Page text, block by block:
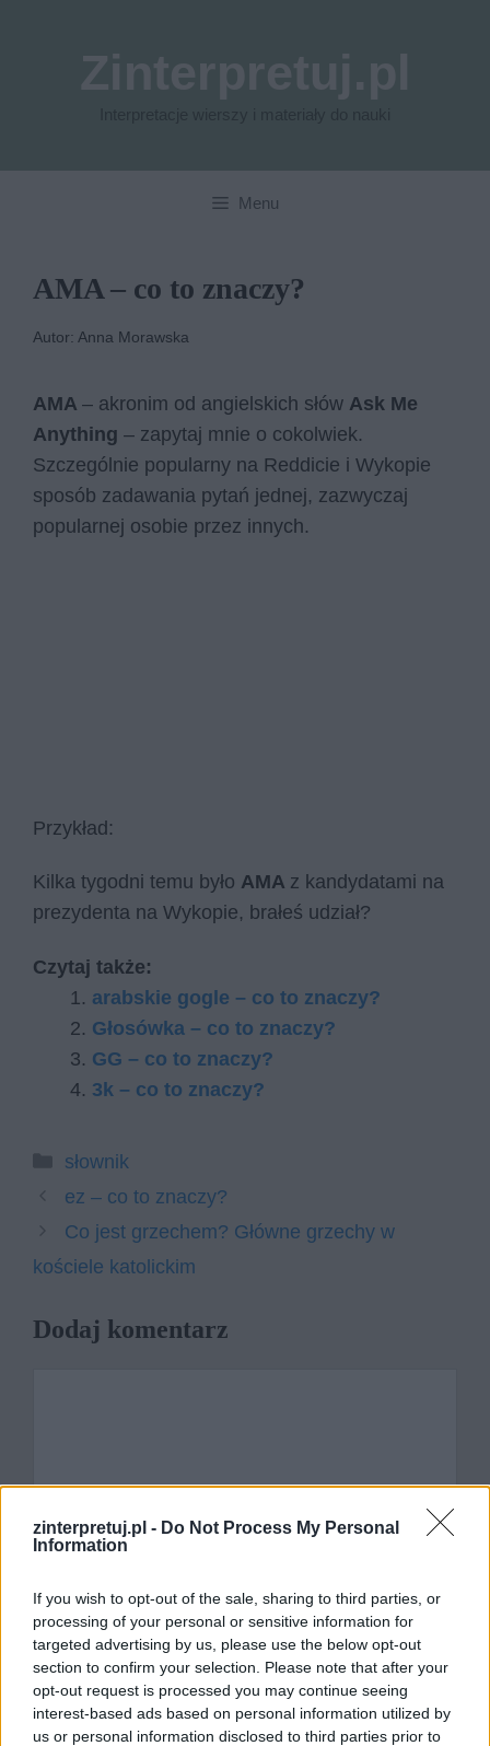
zinterpretuj.pl - Do Not Process My Personal
Information
If you wish to opt-out of the sale, sharing to third parties, or
processing of your personal or sensitive information for
targeted advertising by us, please use the below opt-out
section to confirm your selection. Please note that after your
opt-out request is processed you may continue seeing
interest-based ads based on personal information utilized by
us or personal information disclosed to third parties prior to
Menu
AMA – co to znaczy?
Autor: Anna Morawska
AMA – akronim od angielskich słów Ask Me
Anything – zapytaj mnie o cokolwiek.
Szczególnie popularny na Reddicie i Wykopie
sposób zadawania pytań jednej, zazwyczaj
popularnej osobie przez innych.
Przykład:
Kilka tygodni temu było AMA z kandydatami na
prezydenta na Wykopie, brałeś udział?
Czytaj także:
arabskie gogle – co to znaczy?
Głosówka – co to znaczy?
GG – co to znaczy?
3k – co to znaczy?
Kategorie
słownik
ez – co to znaczy?
Co jest grzechem? Główne grzechy w
kościele katolickim
Dodaj komentarz
Nazwa